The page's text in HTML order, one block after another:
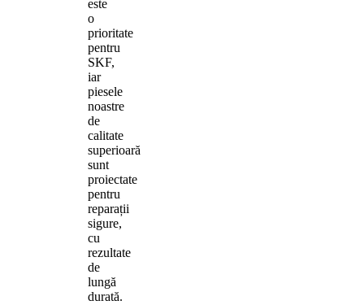
este
o
prioritate
pentru
SKF,
iar
piesele
noastre
de
calitate
superioară
sunt
proiectate
pentru
reparații
sigure,
cu
rezultate
de
lungă
durată.